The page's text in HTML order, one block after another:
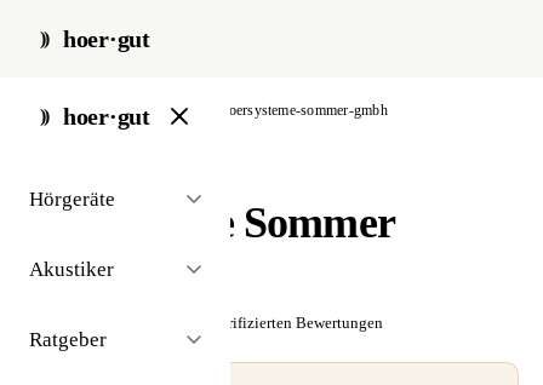
hoer·gut
hoer·gut
Hörgeräte
Akustiker
Ratgeber
start / akustiker / berlin hoersysteme-sommer-gmbh
Hörsysteme Sommer
GmbH
Noch keine verifizierten Bewertungen